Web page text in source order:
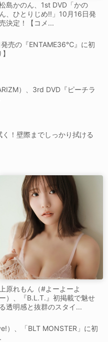
島かのん、1st DVD「かの
ん、ひとりじめ!!」10月16日発
決定！【コメ...
売の『ENTAME36℃』に初
）、3rd DVD『ピーチラ
！壁際までしっかり拭ける
上原れもん（#よーよーよ
ー）、『B.L.T.』初掲載で魅せ
る透明感と抜群のスタイ...
）、「BLT MONSTER」に初